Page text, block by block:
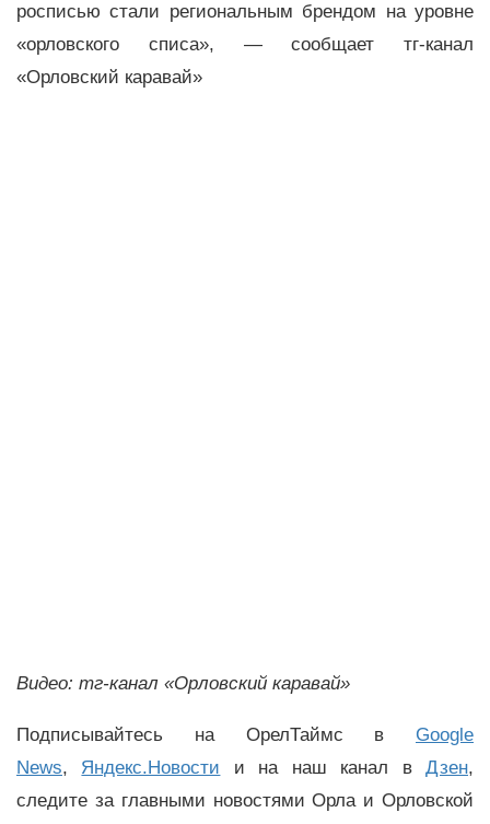
росписью стали региональным брендом на уровне
«орловского списа», — сообщает тг-канал
«Орловский каравай»
Видео: тг-канал «Орловский каравай»
Подписывайтесь на ОрелТаймс в Google
News, Яндекс.Новости и на наш канал вДзен,
следите за главными новостями Орла и Орловской